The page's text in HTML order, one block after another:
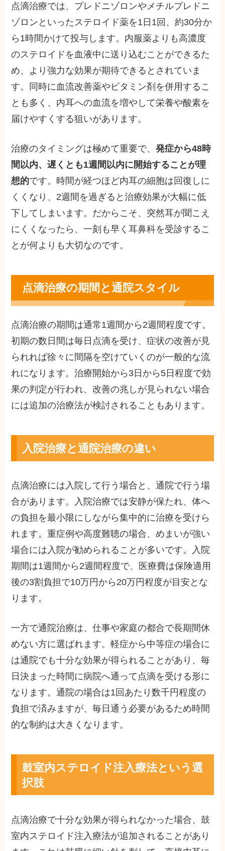
点滴治療では、プレドニゾロンやメチルプレドニ
ゾロンといったステロイド薬を1日1回、約30分か
ら1時間かけて投与します。内服薬よりも高濃度
のステロイドを血液中に送り込むことができるた
め、より強力な効果が期待できるとされていま
す。同時に血流改善薬やビタミン剤を併用するこ
とも多く、内耳への血流を増やして栄養や酸素を
届けやすくする狙いがあります。
治療のタイミングは極めて重要で、発症から48時
間以内、遅くとも1週間以内に開始することが理
想的です。時間が経つほど内耳の細胞は回復しに
くくなり、2週間を過ぎると治療効果が大幅に低
下してしまいます。だからこそ、突然耳が聞こえ
にくくなったら、一刻も早く耳鼻科を受診するこ
とが何よりも大切なのです。
点滴治療の期間と通院スタイル
点滴治療の期間は通常1週間から2週間程度です。
初期の数日間は毎日点滴を受け、症状の改善が見
られれば徐々に間隔を空けていくのが一般的な流
れになります。治療開始から3日から5日程度で効
果の判定が行われ、改善の兆しが見られない場合
には追加の治療法が検討されることもあります。
入院治療と通院治療の違い
点滴治療には入院して行う場合と、通院で行う場
合があります。入院治療では安静が保たれ、体へ
の負担を最小限にしながら集中的に治療を受けら
れます。重症例や高度難聴の場合、めまいが強い
場合には入院が勧められることが多いです。入院
期間は1週間から2週間程度で、医療費は保険適用
後の3割負担で10万円から20万円程度が目安とな
ります。
一方で通院治療は、仕事や家庭の都合で長期間休
めない方に選ばれます。軽症から中等症の場合に
は通院でも十分な効果が得られることがあり、毎
日決まった時間に病院へ通って点滴を受ける形に
なります。通院の場合は1回あたり数千円程度の
負担で済みますが、毎日通う必要があるため時間
的な制約は大きくなります。
鼓室内ステロイド注入療法という選
択肢
点滴治療で十分な効果が得られなかった場合、鼓
室内ステロイド注入療法が追加されることがあり